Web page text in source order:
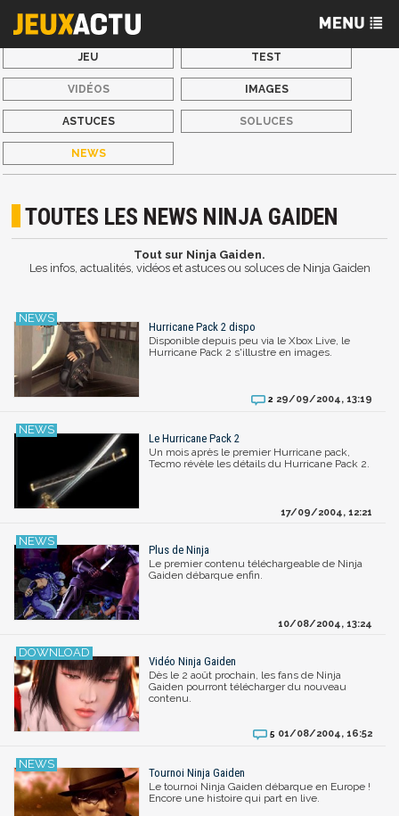
JEU TEST
VIDÉOS IMAGES
ASTUCES SOLUCES
NEWS
TOUTES LES NEWS NINJA GAIDEN
Tout sur Ninja Gaiden.
Les infos, actualités, vidéos et astuces ou soluces de Ninja Gaiden
Hurricane Pack 2 dispo
Disponible depuis peu via le Xbox Live, le
Hurricane Pack 2 s'illustre en images.
2 29/09/2004, 13:19
Le Hurricane Pack 2
Un mois après le premier Hurricane pack,
Tecmo révèle les détails du Hurricane Pack 2.
17/09/2004, 12:21
Plus de Ninja
Le premier contenu téléchargeable de Ninja
Gaiden débarque enfin.
10/08/2004, 13:24
Vidéo Ninja Gaiden
Dès le 2 août prochain, les fans de Ninja
Gaiden pourront télécharger du nouveau
contenu.
5 01/08/2004, 16:52
Tournoi Ninja Gaiden
Le tournoi Ninja Gaiden débarque en Europe !
Encore une histoire qui part en live.